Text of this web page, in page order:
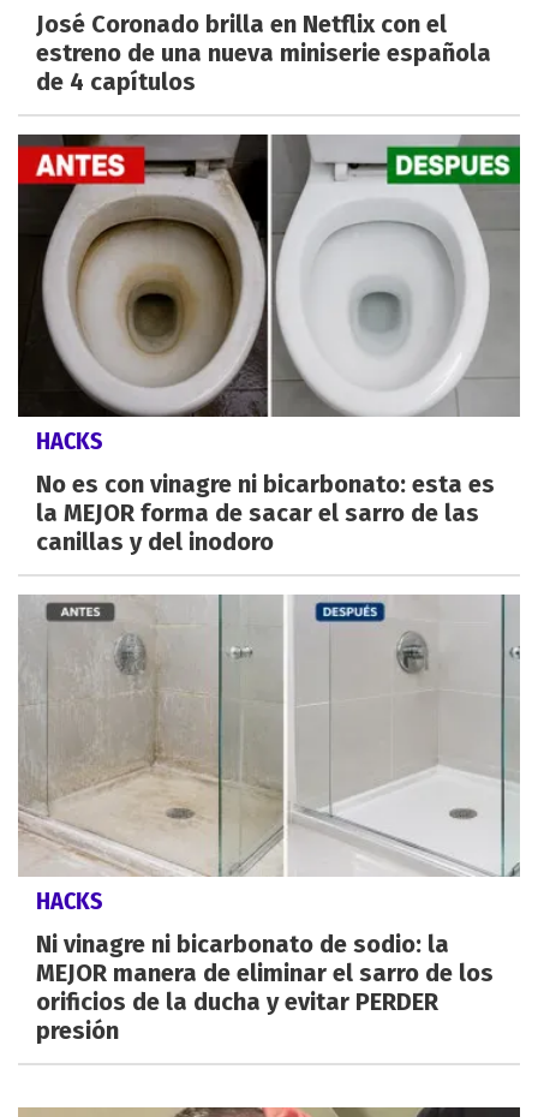
José Coronado brilla en Netflix con el
estreno de una nueva miniserie española
de 4 capítulos
HACKS
No es con vinagre ni bicarbonato: esta es
la MEJOR forma de sacar el sarro de las
canillas y del inodoro
HACKS
Ni vinagre ni bicarbonato de sodio: la
MEJOR manera de eliminar el sarro de los
orificios de la ducha y evitar PERDER
presión